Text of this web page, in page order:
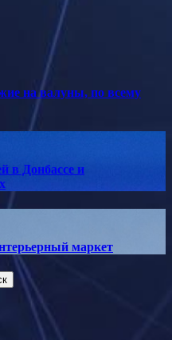
на валуны, по всему
в Донбассе и
маркет